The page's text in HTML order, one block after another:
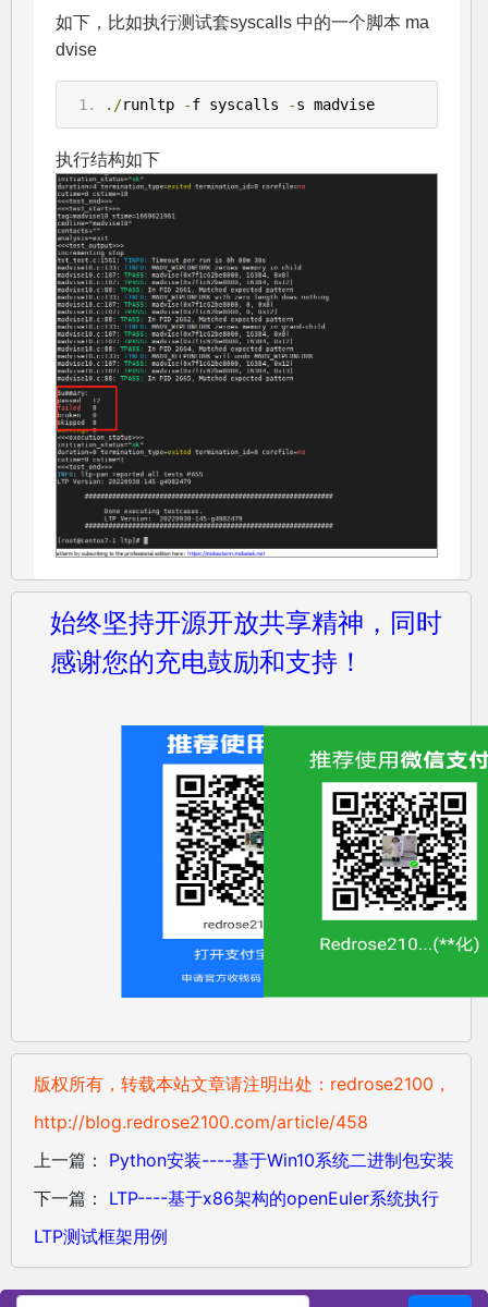
如下，比如执行测试套syscalls 中的一个脚本 ma
dvise
./runltp -f syscalls -s madvise
执行结构如下
始终坚持开源开放共享精神，同时
感谢您的充电鼓励和支持！
版权所有，转载本站文章请注明出处：redrose2100，
http://blog.redrose2100.com/article/458
上一篇： Python安装----基于Win10系统二进制包安装
下一篇： LTP----基于x86架构的openEuler系统执行
LTP测试框架用例